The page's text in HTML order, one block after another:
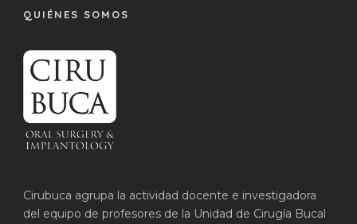
QUIÉNES SOMOS
Cirubuca agrupa la actividad docente e investigadora
del equipo de profesores de la Unidad de Cirugía Bucal